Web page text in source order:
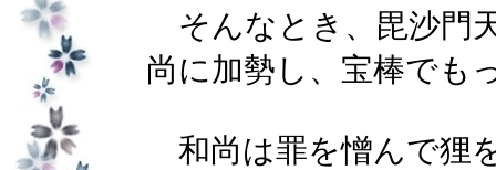
そんなとき、毘沙門
尚に加勢し、宝棒でも
和尚は罪を憎んで狸